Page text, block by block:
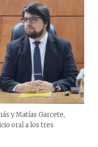
y Matías Garcete,
oral a los tres